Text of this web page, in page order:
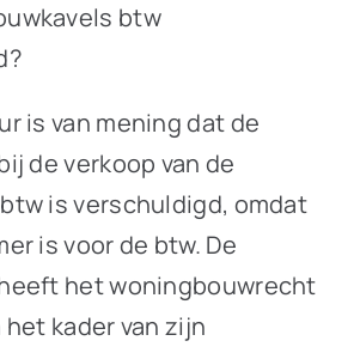
btw
is van mening dat de
de verkoop van de
is verschuldigd, omdat
is voor de btw. De
het woningbouwrecht
kader van zijn